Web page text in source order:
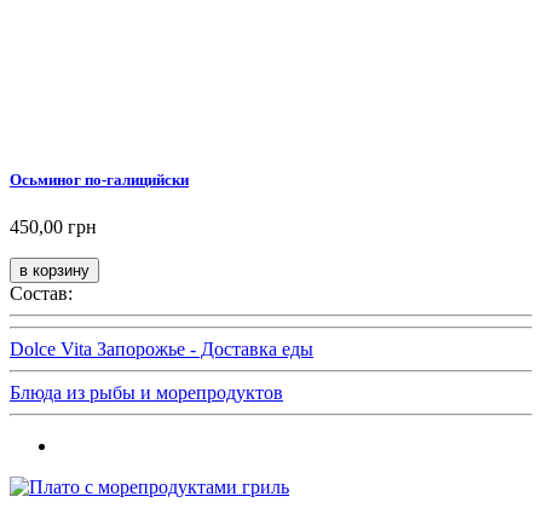
Осьминог по-галицийски
450,00 грн
Состав:
Dolce Vita Запорожье - Доставка еды
Блюда из рыбы и морепродуктов